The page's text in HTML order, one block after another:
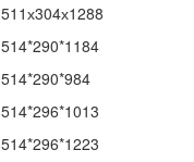
511х304х1288
514*290*1184
514*290*984
514*296*1013
514*296*1223